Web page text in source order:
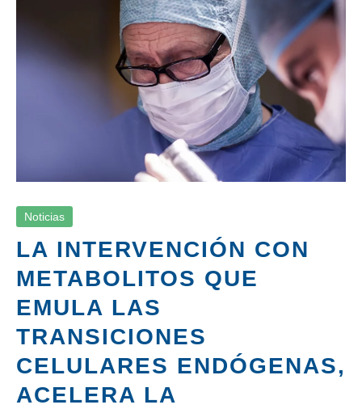
La intervención con metabolitos que emula las
transiciones celulares endógenas, acelera la
regeneración muscular en ratones jóvenes y
viejos
Noticias
Noticias
LA INTERVENCIÓN CON
METABOLITOS QUE
EMULA LAS
TRANSICIONES
CELULARES ENDÓGENAS,
ACELERA LA